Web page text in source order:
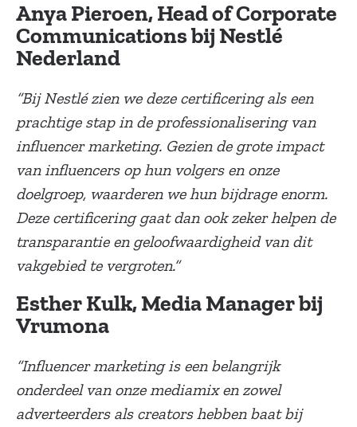
Anya Pieroen, Head of Corporate
Communications bij Nestlé
Nederland
“Bij Nestlé zien we deze certificering als een
prachtige stap in de professionalisering van
influencer marketing. Gezien de grote impact
van influencers op hun volgers en onze
doelgroep, waarderen we hun bijdrage enorm.
Deze certificering gaat dan ook zeker helpen de
transparantie en geloofwaardigheid van dit
vakgebied te vergroten.”
Esther Kulk, Media Manager bij
Vrumona
“Influencer marketing is een belangrijk
onderdeel van onze mediamix en zowel
adverteerders als creators hebben baat bij